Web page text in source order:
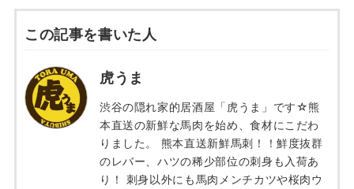
この記事を書いた人
虎うま
渋谷の隠れ家的居酒屋「虎うま」です☆熊
本直送の新鮮な馬肉を始め、食材にこだわ
りました。 熊本直送新鮮馬刺！！鮮度抜群
のレバー、ハツの稀少部位の刺身も入荷あ
り！ 刺身以外にも馬肉メンチカツや桜肉ウ